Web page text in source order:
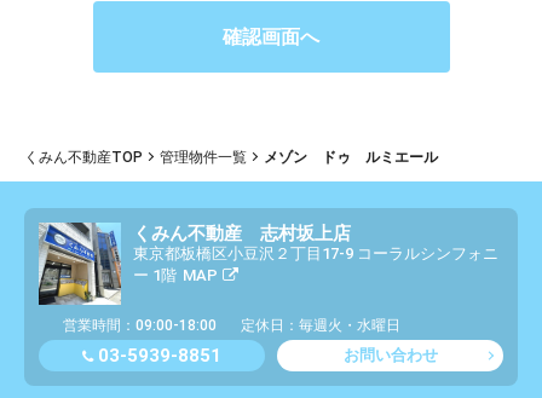
くみん不動産TOP 管理物件一覧 メゾン ドゥ ルミエール
くみん不動産 志村坂上店
東京都板橋区小豆沢２丁目17-9 コーラルシンフォニ
ー 1階 MAP
営業時間：09:00-18:00 定休日：毎週火・水曜日
03-5939-8851 お問い合わせ